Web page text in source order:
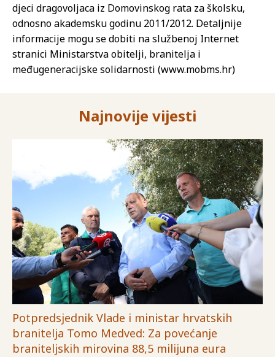
djeci dragovoljaca iz Domovinskog rata za školsku,
odnosno akademsku godinu 2011/2012. Detaljnije
informacije mogu se dobiti na službenoj Internet
stranici Ministarstva obitelji, branitelja i
međugeneracijske solidarnosti (www.mobms.hr)
Najnovije vijesti
Potpredsjednik Vlade i ministar hrvatskih
branitelja Tomo Medved: Za povećanje
braniteljskih mirovina 88,5 milijuna eura